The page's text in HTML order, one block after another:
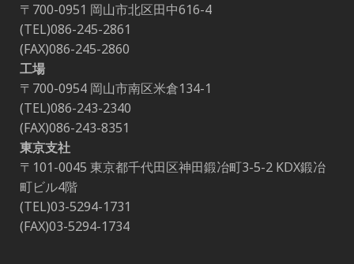
〒700-0951 岡山市北区田中616-4
(TEL)086-245-2861
(FAX)086-245-2860
工場
〒700-0954 岡山市南区米倉134-1
(TEL)086-243-2340
(FAX)086-243-8351
東京支社
〒101-0045 東京都千代田区神田鍛冶町3-5-2 KDX鍛冶
町ビル4階
(TEL)03-5294-1731
(FAX)03-5294-1734